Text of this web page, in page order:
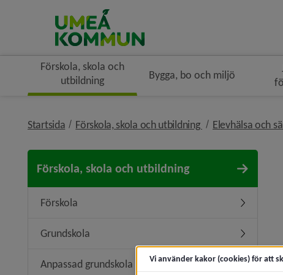
Förskola, skola och
utbildning
Bygga, bo och miljö
Startsida Förskola, skola och utbildning nivå i
Elevhälsa och
Förskola, skola och utbildning
Förskola
Grundskola
Anpassad grundskola Vi använder kakor (cookies) för att